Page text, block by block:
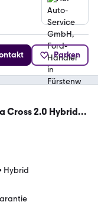
Parken
Cross 2.0 Hybrid
Hybrid